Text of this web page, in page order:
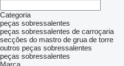
Categoria
peças sobressalentes
peças sobressalentes de carroçaria
secções do mastro de grua de torre
outros peças sobressalentes
peças sobressalentes
Marca